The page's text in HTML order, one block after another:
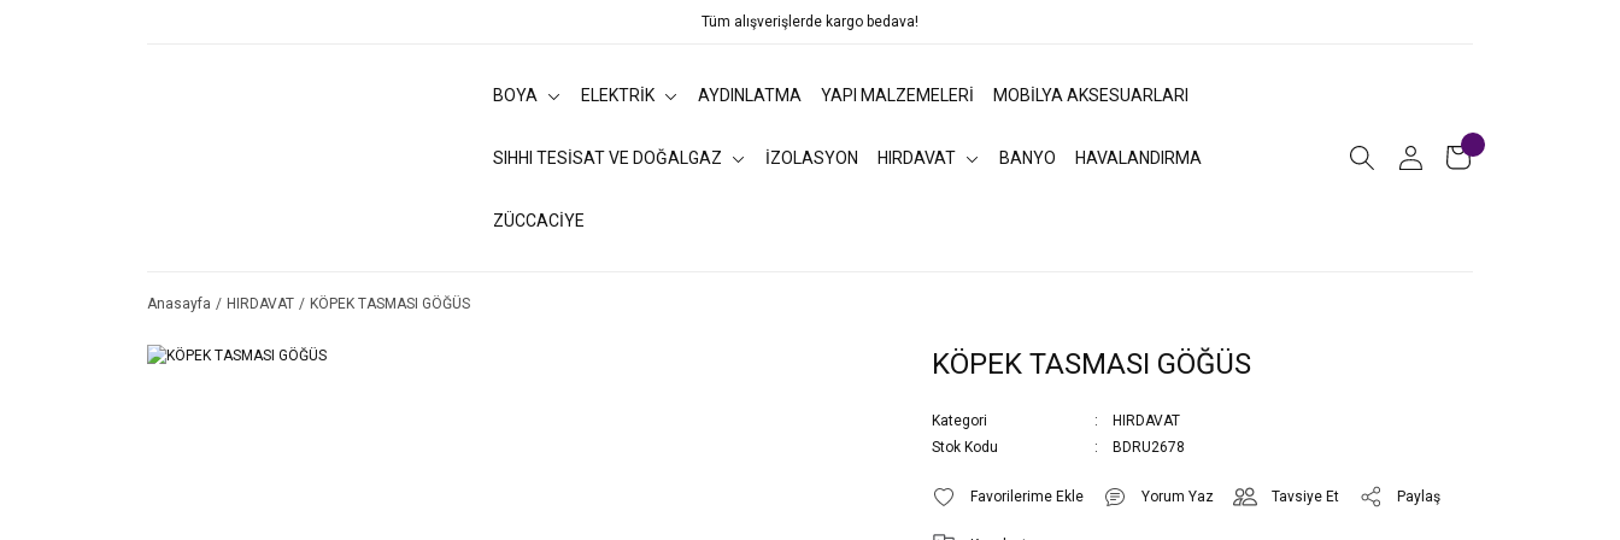
Tüm alışverişlerde kargo bedava!
BOYA ELEKTRİK AYDINLATMA YAPI MALZEMELERİ MOBİLYA AKSESUARLARI
SIHHI TESİSAT VE DOĞALGAZ İZOLASYON HIRDAVAT BANYO HAVALANDIRMA
ZÜCCACİYE
Anasayfa HIRDAVAT KÖPEK TASMASI GÖĞÜS
KÖPEK TASMASI GÖĞÜS
Kategori
HIRDAVAT
Stok Kodu
BDRU2678
Yorum Yaz Tavsiye Et Paylaş